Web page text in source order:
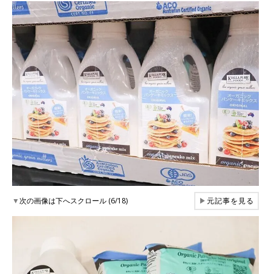
▼次の画像は下へスクロール (6/18) ▶元記事を見る